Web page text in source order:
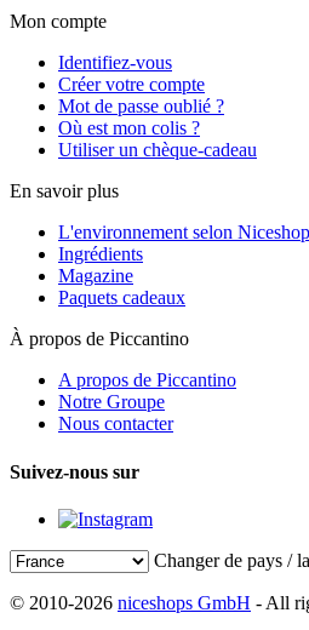
Mon compte
Identifiez-vous
Créer votre compte
Mot de passe oublié ?
Où est mon colis ?
Utiliser un chèque-cadeau
En savoir plus
L'environnement selon
Ingrédients
Magazine
Paquets cadeaux
À propos de Piccantino
A propos de Piccantino
Notre Groupe
Nous contacter
Suivez-nous sur
Changer de pays /
© 2010-2026 niceshops GmbH - All